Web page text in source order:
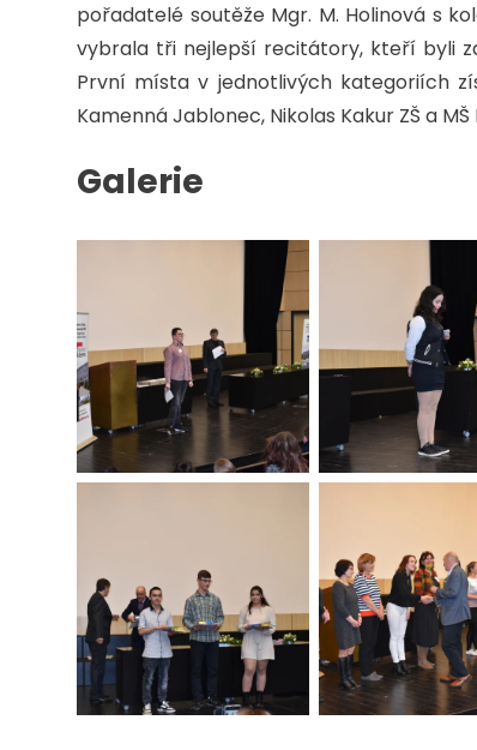
pořadatelé soutěže Mgr. M. Holinová s
vybrala tři nejlepší recitátory, kteří byli
První místa v jednotlivých kategoriích
Kamenná Jablonec, Nikolas Kakur ZŠ a
Galerie